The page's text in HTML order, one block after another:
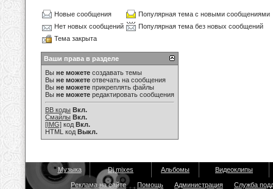
Новые сообщения
Популярная тема с новыми сообщениями
Нет новых сообщений
Популярная тема без новых сообщений
Тема закрыта
Ваши права в разделе
Вы не можете создавать темы
Вы не можете отвечать на сообщения
Вы не можете прикреплять файлы
Вы не можете редактировать сообщения
BB коды Вкл.
Смайлы Вкл.
[IMG] код Вкл.
HTML код Выкл.
Музыка Dj mixes Альбомы Видеоклипы
Реклама на сайте Помощь Администрация Служба